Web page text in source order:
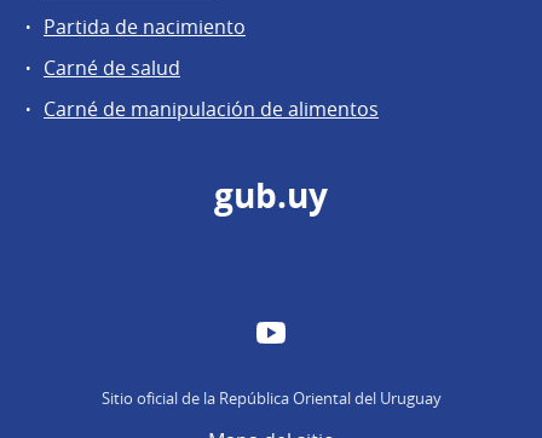
Partida de nacimiento
Carné de salud
Carné de manipulación de alimentos
gub.uy
YouTube
Sitio oficial de la República Oriental del Uruguay